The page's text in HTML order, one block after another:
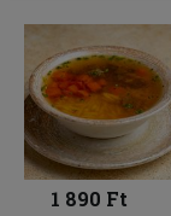
1 890 Ft